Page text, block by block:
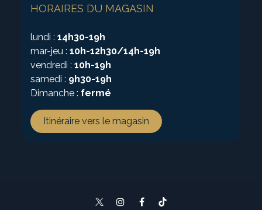
HORAIRES DU MAGASIN
lundi :14h30-19h
mar-jeu :10h-12h30/14h-19h
vendredi :10h-19h
samedi : 9h30-19h
Dimanche : fermé
Itinéraire vers le magasin